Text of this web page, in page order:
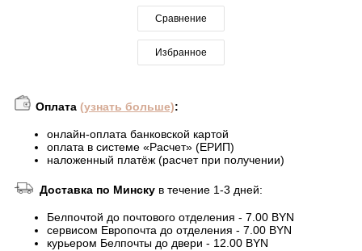
Сравнение
Избранное
Оплата (узнать больше):
онлайн-оплата банковской картой
оплата в системе «Расчет» (ЕРИП)
наложенный платёж (расчет при получении)
Доставка по Минску в течение 1-3 дней:
Белпочтой до почтового отделения - 7.00 BYN
сервисом Европочта до отделения - 7.00 BYN
курьером Белпочты до двери - 12.00 BYN